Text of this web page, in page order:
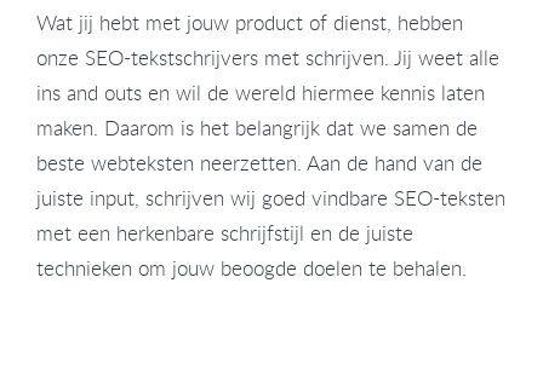
Wat jij hebt met jouw product of dienst, hebben
onze SEO-tekstschrijvers met schrijven. Jij weet alle
ins and outs en wil de wereld hiermee kennis laten
maken. Daarom is het belangrijk dat we samen de
beste webteksten neerzetten. Aan de hand van de
juiste input, schrijven wij goed vindbare SEO-teksten
met een herkenbare schrijfstijl en de juiste
technieken om jouw beoogde doelen te behalen.